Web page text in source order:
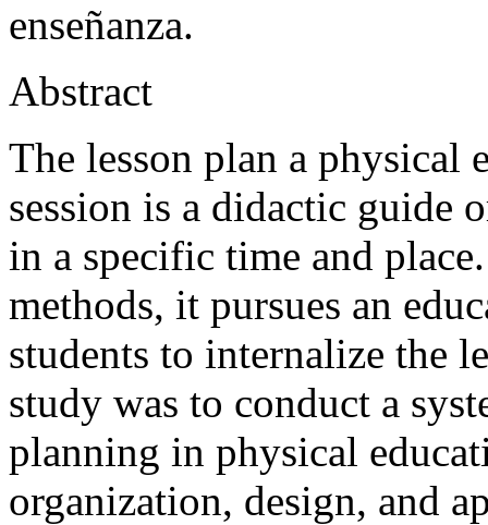
enseñanza.
Abstract
The lesson plan a physical
session is a didactic guide
in a specific time and
methods, it pursues an
students to internalize the
study was to conduct a
planning in physical
organization, design, and